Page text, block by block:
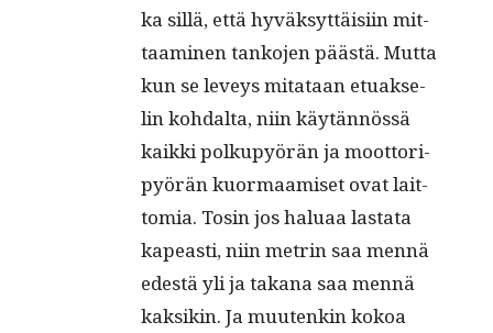
ka sil­lä, että hyväk­syt­täi­siin mit­
taa­mi­nen tan­ko­jen pääs­tä. Mut­ta
kun se lev­eys mita­taan etuak­se­
lin koh­dal­ta, niin käy­tän­nös­sä
kaik­ki pol­ku­pyö­rän ja moot­to­ri­
pyö­rän kuor­maa­mi­set ovat lait­
to­mia. Tosin jos halu­aa las­ta­ta
kapeas­ti, niin met­rin saa men­nä
edes­tä yli ja taka­na saa men­nä
kak­si­kin. Ja muu­ten­kin kokoa